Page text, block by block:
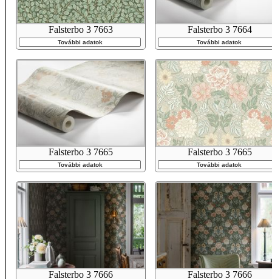
Falsterbo 3 7663
További adatok
Falsterbo 3 7664
További adatok
Falsterbo 3 7665
További adatok
Falsterbo 3 7665
További adatok
Falsterbo 3 7666 Falsterbo 3 7666